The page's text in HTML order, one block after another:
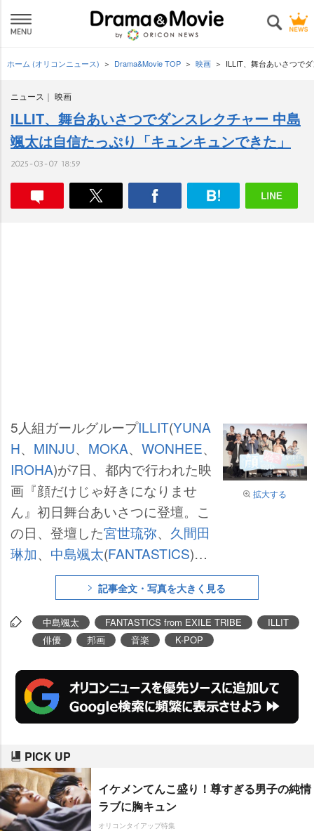
ホーム (オリコンニュース) Drama&Movie TOP 映画 ILLIT、舞台あいさつで
ニュース 映画
ILLIT、舞台あいさつでダンスレクチャー 中島
颯太は自信たっぷり「キュンキュンできた」
2025-03-07 18:59
拡大する
5人組ガールグループILLIT(YUNA
H、 MINJU、 MOKA、 WONHEE、
IROHA)が7日、都内で行われた映
画『顔だけじゃ好きになりませ
ん』初日舞台あいさつに登壇。こ
の日、登壇した宮世琉弥、 久間田
琳加、 中島颯太(FANTASTICS)、
米倉れいあ、耶雲哉治監督に主題
歌「Almond Chocolate」をレクチ
ャーした。
記事全文・写真を大きく見る
中島颯太 FANTASTICS from EXILE TRIBE
ILLIT
俳優
邦画 音楽 K-POP
PICK UP
イケメンてんこ盛り！尊すぎる男子の純情
ラブに胸キュン
オリコンタイアップ特集